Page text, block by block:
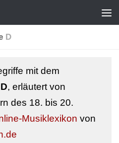
D
mit dem
D, erläutert von
des 18. bis 20.
Musiklexikon von